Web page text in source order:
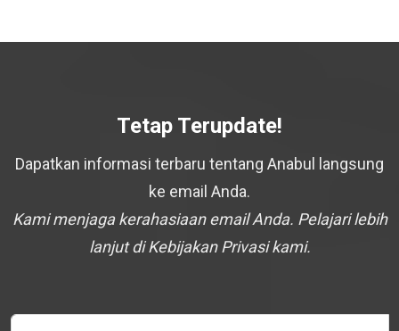
Tetap Terupdate!
Dapatkan informasi terbaru tentang Anabul langsung
ke email Anda.
Kami menjaga kerahasiaan email Anda. Pelajari lebih
lanjut di Kebijakan Privasi kami.